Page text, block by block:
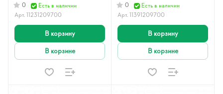
0
Есть в наличии
Арт.11231209700
В корзину
В корзине
0
Есть в наличии
Арт.11391209700
В корзину
В корзине